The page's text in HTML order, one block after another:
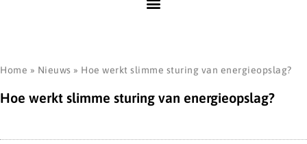
Home » Nieuws » Hoe werkt slimme sturing van energieopslag?
Hoe werkt slimme sturing van energieopslag?